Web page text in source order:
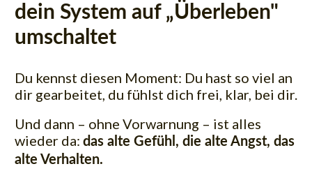
dein System auf „Überleben"
umschaltet
Du kennst diesen Moment: Du hast so viel an
dir gearbeitet, du fühlst dich frei, klar, bei dir.
Und dann – ohne Vorwarnung – ist alles
wieder da: das alte Gefühl, die alte Angst, das
alte Verhalten.